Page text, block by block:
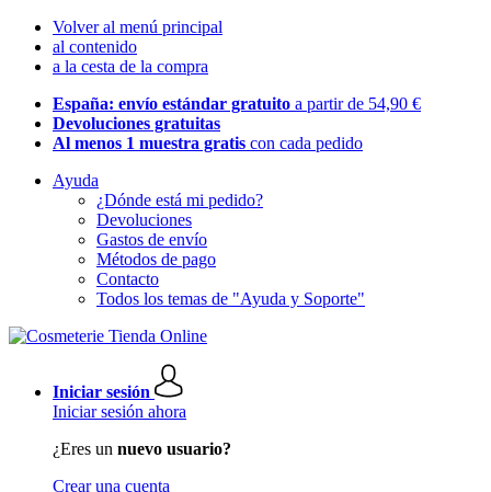
Volver al menú principal
al contenido
a la cesta de la compra
España: envío estándar gratuito a partir de 54,90 €
Devoluciones gratuitas
Al menos 1 muestra gratis con cada pedido
Ayuda
¿Dónde está mi pedido?
Devoluciones
Gastos de envío
Métodos de pago
Contacto
Todos los temas de "Ayuda y Soporte"
Iniciar sesión
Iniciar sesión ahora
¿Eres un nuevo usuario?
Crear una cuenta